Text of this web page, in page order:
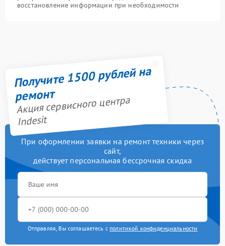
восстановление информации при необходимости
Получите 1500 рублей на
ремонт
Акция сервисного центра
Indesit
При оформлении заявки на ремонт техники через
сайт,
действует персональная бессрочная скидка
Отправляя, Вы соглашаетесь с политикой конфиденциальности